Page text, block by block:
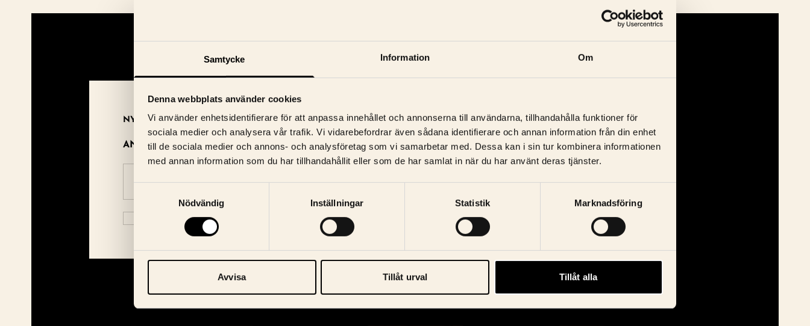
Samtycke Information Om
Denna webbplats använder cookies
Vi använder enhetsidentifierare för att anpassa innehållet och annonserna till användarna, tillhandahålla funktioner för
sociala medier och analysera vår trafik. Vi vidarebefordrar även sådana identifierare och annan information från din enhet
till de sociala medier och annons- och analysföretag som vi samarbetar med. Dessa kan i sin tur kombinera informationen
med annan information som du har tillhandahållit eller som de har samlat in när du har använt deras tjänster.
Nödvändig
Inställningar Statistik Marknadsföring
Avvisa Tillåt urval Tillåt alla
NYHETSBREV
ANMÄL DIG TILL BIOGRAFENS NYHETSBREV
Skicka
Jag godkänner Bio Fågel Blås integritetspolicy